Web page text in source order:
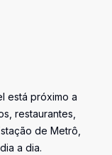
está próximo a
restaurantes,
de Metrô,
a dia.